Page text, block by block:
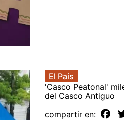
El País
'Casco Peatonal'
del Casco Antiguo
compartir en: